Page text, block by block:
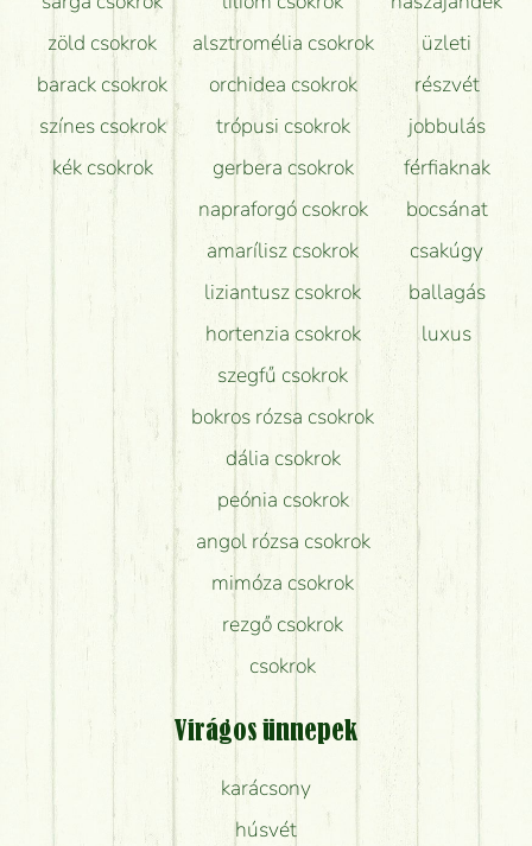
zöld csokrok
barack csokrok
színes csokrok
kék csokrok
alsztromélia csokrok
orchidea csokrok
trópusi csokrok
gerbera csokrok
napraforgó csokrok
amarílisz csokrok
liziantusz csokrok
hortenzia csokrok
szegfű csokrok
bokros rózsa csokrok
dália csokrok
peónia csokrok
angol rózsa csokrok
mimóza csokrok
rezgő csokrok
csokrok
üzleti
részvét
jobbulás
férfiaknak
bocsánat
csakúgy
ballagás
luxus
Virágos ünnepek
karácsony
húsvét